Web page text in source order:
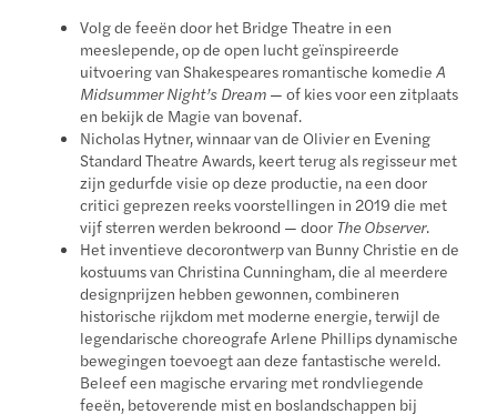
Volg de feeën door het Bridge Theatre in een
meeslepende, op de open lucht geïnspireerde
uitvoering van Shakespeares romantische komedieA
Midsummer Night’s Dream — of kies voor een zitplaats
en bekijk de Magie van bovenaf.
Nicholas Hytner, winnaar van de Olivier en Evening
Standard Theatre Awards, keert terug als regisseur met
zijn gedurfde visie op deze productie, na een door
critici geprezen reeks voorstellingen in 2019 die met
vijf sterren werden bekroond — door The Observer.
Het inventieve decorontwerp van Bunny Christie en de
kostuums van Christina Cunningham, die al meerdere
designprijzen hebben gewonnen, combineren
historische rijkdom met moderne energie, terwijl de
legendarische choreografe Arlene Phillips dynamische
bewegingen toevoegt aan deze fantastische wereld.
Beleef een magische ervaring met rondvliegende
feeën, betoverende mist en boslandschappen bij